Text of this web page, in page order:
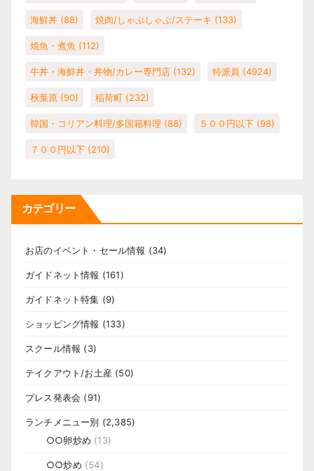
海鮮丼 (88) 焼肉/しゃぶしゃぶ/ステーキ (133)
焼魚・煮魚 (112)
牛丼・海鮮丼・丼物/カレー専門店 (132) 特派員 (4924)
秋葉原 (90) 稲荷町 (232)
韓国・コリアン料理/多国籍料理 (88) ５００円以下 (98)
７００円以下 (210)
カテゴリー
お店のイベント・セール情報 (34)
ガイドネット情報 (161)
ガイドネット特集 (9)
ショッピング情報 (133)
スクール情報 (3)
テイクアウト/お土産 (50)
プレス発表会 (91)
ランチメニュー別 (2,385)
○○卵炒め (13)
○○炒め (54)